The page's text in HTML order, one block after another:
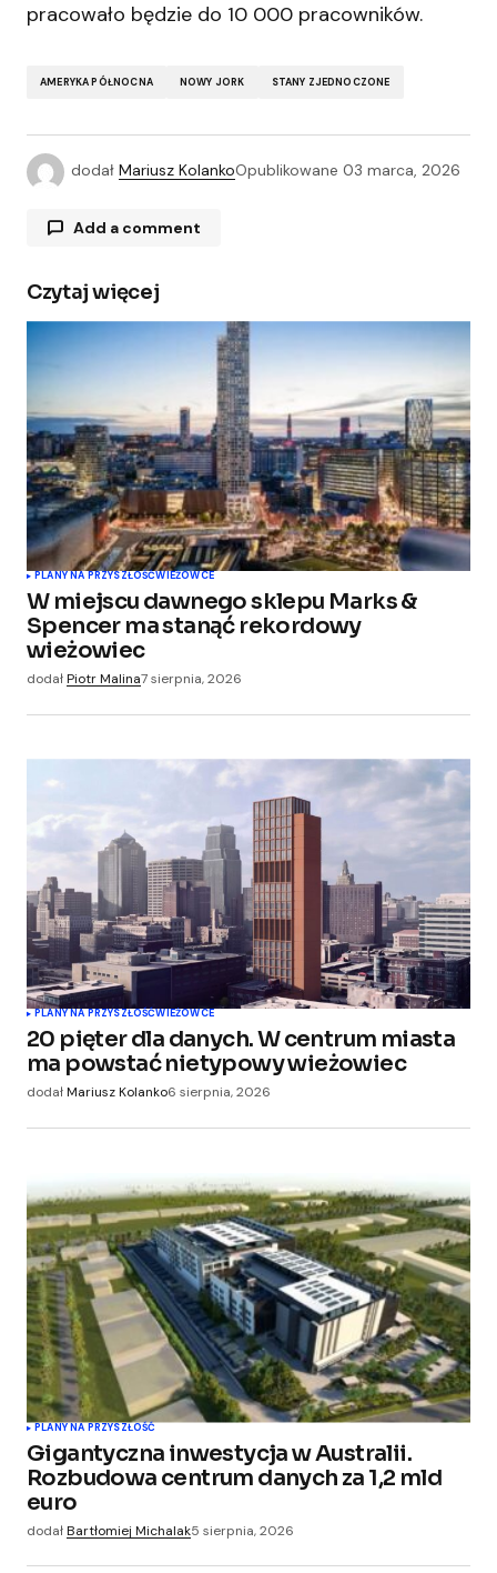
pracowało będzie do 10 000 pracowników.
AMERYKA PÓŁNOCNA NOWY JORK STANY ZJEDNOCZONE
dodał Mariusz KolankoOpublikowane 03 marca, 2026
Add a comment
Twój adres e-mail nie zostanie opublikowany.
Wymagane pola są oznaczone*
Comment*
Your Name*
Your E-mail*
Zapamiętaj moje dane w tej przeglądarce
podczas pisania kolejnych komentarzy.
Submit Comment
Czytaj więcej
PLANY NA PRZYSZŁOŚĆWIEŻOWCE
W miejscu dawnego sklepu Marks &
Spencer ma stanąć rekordowy
wieżowiec
dodałPiotr Malina7 sierpnia, 2026
PLANY NA PRZYSZŁOŚĆWIEŻOWCE
20 pięter dla danych. W centrum miasta
ma powstać nietypowy wieżowiec
dodałMariusz Kolanko6 sierpnia, 2026
PLANY NA PRZYSZŁOŚĆ
Gigantyczna inwestycja w Australii.
Rozbudowa centrum danych za 1,2 mld
euro
dodałBartłomiej Michalak5 sierpnia, 2026